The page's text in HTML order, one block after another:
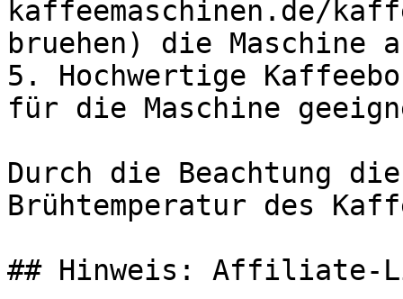
kaffeemaschinen.de/
bruehen) die Maschine
5. Hochwertige
für die Maschine
Durch die Beachtung
Brühtemperatur des
## Hinweis: Affiliate-